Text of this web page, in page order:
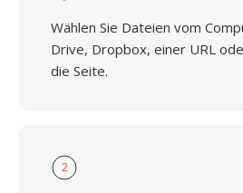
Wählen Sie Dateien vom
Drive, Dropbox, einer URL
die Seite.
2